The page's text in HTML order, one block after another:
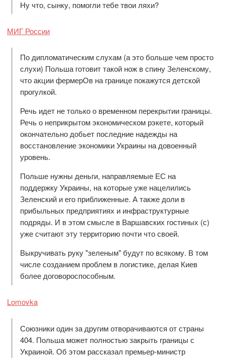
Ну что, сынку, помогли тебе твои ляхи?
МИГ России
По дипломатическим слухам (а это больше чем просто
слухи) Польша готовит такой нож в спину Зеленскому,
что акции фермерОв на границе покажутся детской
прогулкой.
Речь идет не только о временном перекрытии границы.
Речь о неприкрытом экономическом рэкете, который
окончательно добьет последние надежды на
восстановление экономики Украины на довоенный
уровень.
Польше нужны деньги, направляемые ЕС на
поддержку Украины, на которые уже нацелились
Зеленский и его приближенные. А также доли в
прибыльных предприятиях и инфраструктурные
подряды. И в этом смысле в Варшавских гостиных (с)
уже считают эту территорию почти что своей.
Выкручивать руку "зеленым" будут по всякому. В том
числе созданием проблем в логистике, делая Киев
более договороспособным.
Lomovka
Союзники один за другим отворачиваются от страны
404. Польша может полностью закрыть границы с
Украиной. Об этом рассказал премьер-министр